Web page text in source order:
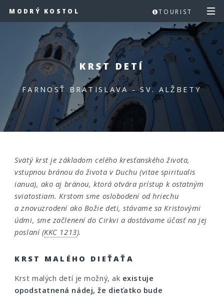
MODRÝ KOSTOL TOURIST
KRST DETÍ
FARNOSŤ BRATISLAVA - SV. ALŽBETY
Svätý krst je základom celého kresťanského života,
vstupnou bránou do života v Duchu (vitae spiritualis
ianua), ako aj bránou, ktorá otvára prístup k ostatným
sviatostiam. Krstom sme oslobodení od hriechu
a znovuzrodení ako Božie deti, stávame sa Kristovými
údmi, sme začlenení do Cirkvi a dostávame účasť na jej
poslaní (KKC 1213).
KRST MALÉHO DIEŤAŤA
Krst malých detí je možný, ak existuje
opodstatnená nádej, že dieťatko bude